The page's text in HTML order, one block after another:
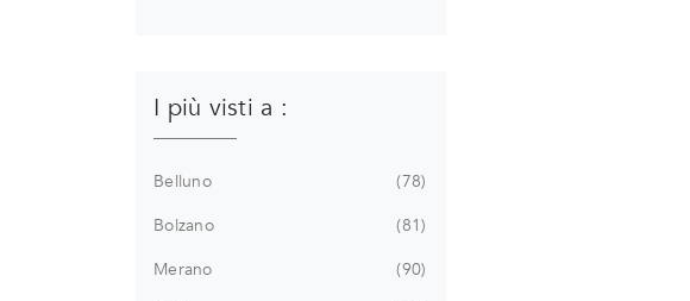
I più visti a :
Belluno
78
Bolzano
81
Merano
90